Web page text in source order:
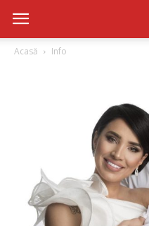
Acasă Info